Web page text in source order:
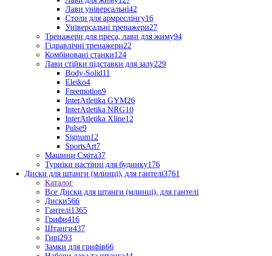
Лави універсальні42
Столи для армреслінгу16
Універсальні тренажери27
Тренажери для преса, лави для жиму94
Гідравлічні тренажери22
Комбіновані станки124
Лави стійки підставки для залу229
Body-Solid11
Eleiko4
Freemotion9
InterAtletika GYM26
InterAtletika NRG10
InterAtletika Xline12
Pulse9
Signum12
SportsArt7
Машини Сміта37
Турніки настінні для будинку176
Диски для штанги (млинці), для гантелі3761
Каталог
Все Диски для штанги (млинці), для гантелі
Диски566
Гантелі1365
Грифи416
Штанги437
Гирі293
Замки для грифів66